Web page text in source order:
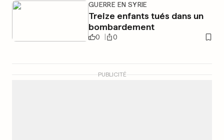
GUERRE EN SYRIE
Treize enfants tués dans un
bombardement
0 0
PUBLICITÉ